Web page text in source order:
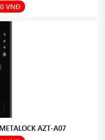
VNĐ
AZT-A07